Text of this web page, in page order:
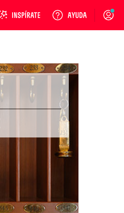
Login